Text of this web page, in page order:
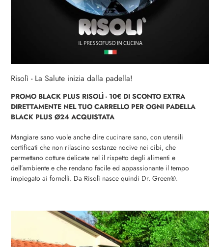
Risolì - La Salute inizia dalla padella!
PROMO BLACK PLUS RISOLÌ - 10€ DI SCONTO EXTRA
DIRETTAMENTE NEL TUO CARRELLO PER OGNI PADELLA
BLACK PLUS Ø24 ACQUISTATA
Mangiare sano vuole anche dire cucinare sano, con utensili
certificati che non rilascino sostanze nocive nei cibi, che
permettano cotture delicate nel il rispetto degli alimenti e
dell’ambiente e che rendano facile ed appassionante il tempo
impiegato ai fornelli. Da Risolì nasce quindi Dr. Green®.